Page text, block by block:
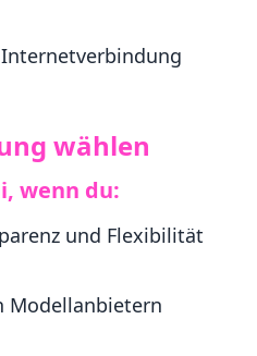
wählen
wenn du:
und Flexibilität
Modellanbietern